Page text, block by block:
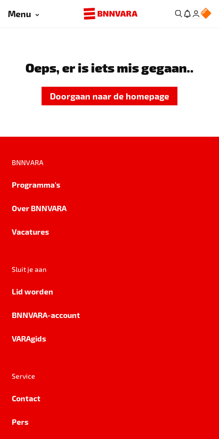
Menu
Oeps, er is iets mis gegaan..
Doorgaan naar de homepage
BNNVARA
Programma's
Over BNNVARA
Vacatures
Sluit je aan
Lid worden
BNNVARA-account
VARAgids
Service
Contact
Pers